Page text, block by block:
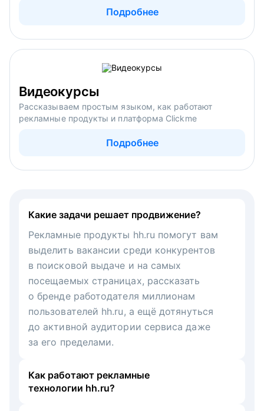
Подробнее
Видеокурсы
Рассказываем простым языком, как работают
рекламные продукты и платформа Clickme
Подробнее
Какие задачи решает продвижение?
Рекламные продукты hh.ru помогут вам
выделить вакансии среди конкурентов
в поисковой выдаче и на самых
посещаемых страницах, рассказать
о бренде работодателя миллионам
пользователей hh.ru, а ещё дотянуться
до активной аудитории сервиса даже
за его пределами.
Как работают рекламные
технологии hh.ru?